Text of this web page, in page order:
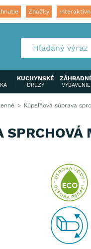
Značky
KUCHYNSKÉ
DREZY VYBAVENIE
Kúpeľňová súprava